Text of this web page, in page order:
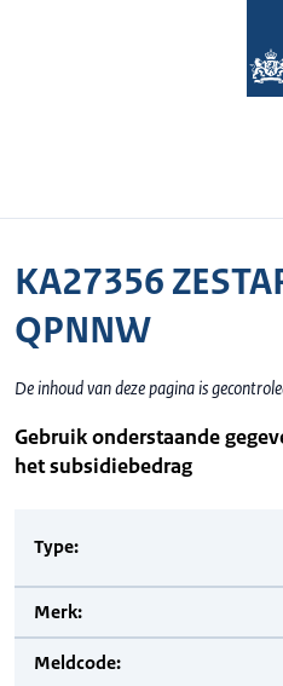
KA27356
QPNNW
De inhoud van deze pagina is
Gebruik onderstaande
het subsidiebedrag
Type:
Merk:
Meldcode: